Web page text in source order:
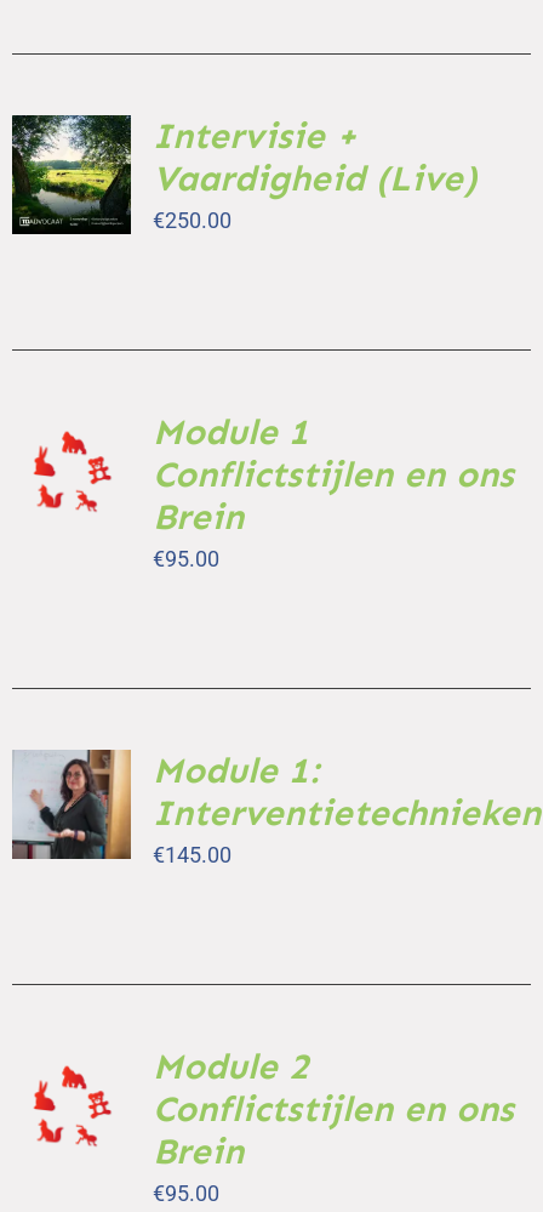
TOEVOEGEN
AAN
WINKELWAGEN
/
DETAILS
Intervisie +
Vaardigheid (Live)
€250.00
AAN
WINKELWAGEN
Module 1
Conflictstijlen en ons
Brein
€95.00
TOEVOEGEN
AAN
WINKELWAGEN
/
DETAILS
Module 1:
Interventietechnieken
€145.00
AAN
WINKELWAGEN
Module 2
Conflictstijlen en ons
Brein
€95.00